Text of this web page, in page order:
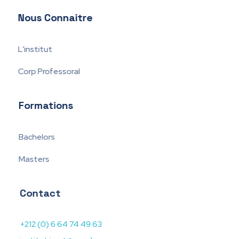
Nous Connaitre
L'institut
Corp Professoral
Formations
Bachelors
Masters
Contact
+212 (0) 6 64 74 49 63